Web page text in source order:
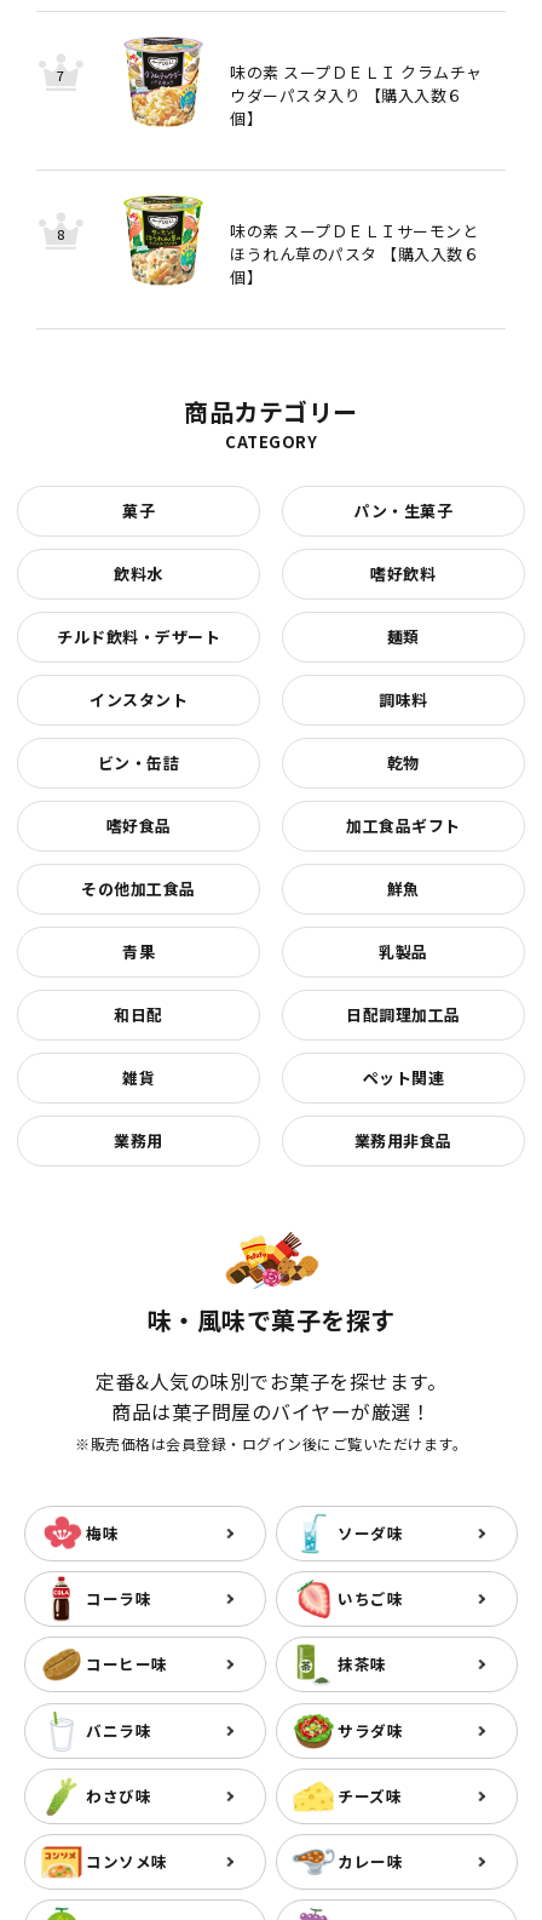
味の素 スープＤＥＬＩ クラムチャ
ウダーパスタ入り 【購入入数６
個】
味の素 スープＤＥＬＩサーモンと
ほうれん草のパスタ 【購入入数６
個】
商品カテゴリー
CATEGORY
菓子 パン・生菓子
飲料水 嗜好飲料
チルド飲料・デザート 麺類
インスタント 調味料
ビン・缶詰 乾物
嗜好食品 加工食品ギフト
その他加工食品 鮮魚
青果 乳製品
和日配 日配調理加工品
雑貨 ペット関連
業務用 業務用非食品
味・風味で菓子を探す
定番&人気の味別でお菓子を探せます。
商品は菓子問屋のバイヤーが厳選！
※販売価格は会員登録・ログイン後にご覧いただけます。
梅味 ソーダ味
コーラ味 いちご味
コーヒー味 抹茶味
バニラ味 サラダ味
わさび味 チーズ味
コンソメ味 カレー味